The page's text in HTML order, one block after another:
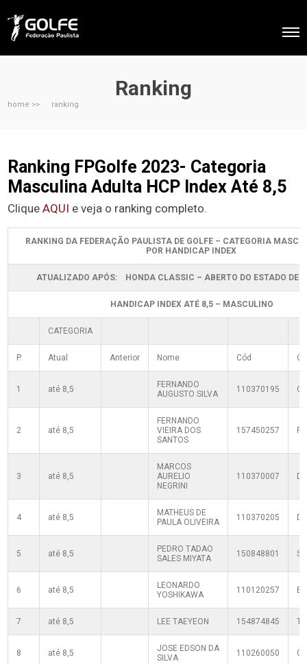
Ranking
home >> ranking
Ranking FPGolfe 2023- Categoria
Masculina Adulta HCP Index Até 8,5
CliqueAQUI e veja o ranking completo.
RANKING DA FEDERAÇÃO PAULISTA DE GOLFE – CATEGORIA
POR HANDICAP INDEX
ATUALIZADO APÓS: HONDA CLASSIC – ABERTO DO ESTADO DE
HANDICAP INDEX ATÉ 8,5 – MASCULINO
CATEGORIA
P. Atual Anterior Nome Cód
1 até 8,5
FERNANDO
AUGUSTO SILVA
110370195
2 até 8,5
FERNANDO
VIEIRA DOS
SANTOS
157450257
3 até 8,5
MARCOS
AURELIO
NEGRINI
110370007
4 até 8,5
MATHEUS DE
PAULA OLIVEIRA
110370205
5 até 8,5
PEDRO TADAO
SALES MIYATA
150848801
6 até 8,5
LEONARDO
YOSHIKAWA
110120257
7 até 8,5 LEE TAEYEON 154874845
8 até 8,5
JOSE EDSON DA
SILVA
110260050